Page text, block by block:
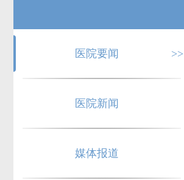
医院要闻 >>
医院新闻
媒体报道